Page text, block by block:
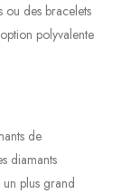
ou des bracelets
polyvalente
de
diamants
plus grand